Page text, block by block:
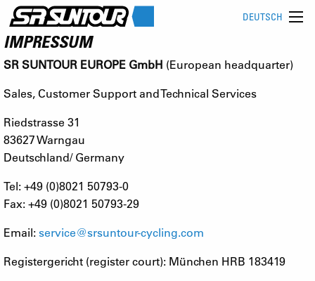
DEUTSCH
IMPRESSUM
SR SUNTOUR EUROPE GmbH (European headquarter)
Sales, Customer Support and Technical Services
Riedstrasse 31
83627 Warngau
Deutschland/ Germany
Tel: +49 (0)8021 50793-0
Fax: +49 (0)8021 50793-29
Email:service@srsuntour-cycling.com
Registergericht (register court): München HRB 183419